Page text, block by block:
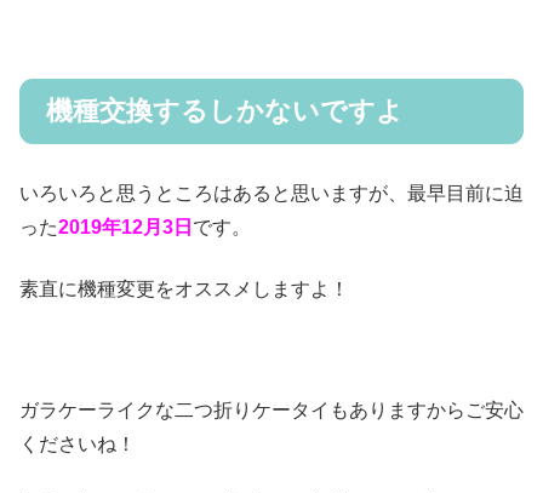
機種交換するしかないですよ
いろいろと思うところはあると思いますが、最早目前に迫
った2019年12月3日 です。
素直に機種変更をオススメしますよ！
ガラケーライクな二つ折りケータイもありますからご安心
くださいね！